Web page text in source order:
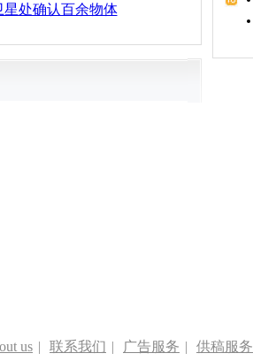
星处确认百余物体
us | 联系我们 | 广告服务 | 供稿服务